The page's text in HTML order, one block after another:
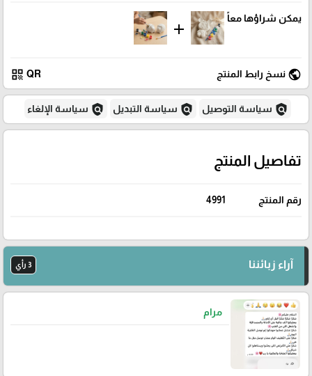
يمكن شراؤها معاً
add
public نسخ رابط المنتج QR
qr_code
policy سياسة التوصيل policy سياسة التبديل policy سياسة الإلغاء
تفاصيل المنتج
رقم المنتج 4991
آراء زبائننا 3 رأي
مرام